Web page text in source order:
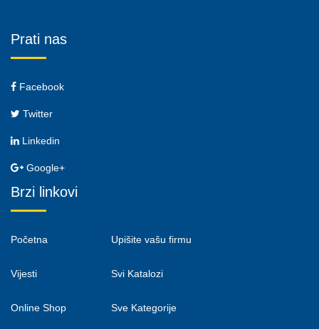
Prati nas
Facebook
Twitter
Linkedin
Google+
Brzi linkovi
Početna
Vijesti
Online Shop
Upišite vašu firmu
Svi Katalozi
Sve Kategorije